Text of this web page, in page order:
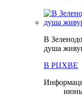
В
душа
В РЦХВЕ
июнь